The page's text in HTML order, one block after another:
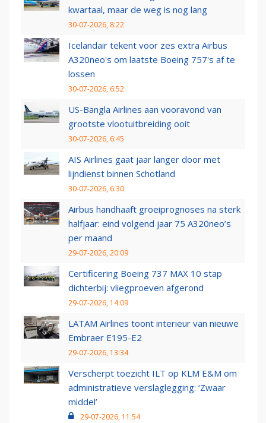
kwartaal, maar de weg is nog lang
30-07-2026, 8:22
Icelandair tekent voor zes extra Airbus
A320neo's om laatste Boeing 757's af te
lossen
30-07-2026, 6:52
US-Bangla Airlines aan vooravond van
grootste vlootuitbreiding ooit
30-07-2026, 6:45
AIS Airlines gaat jaar langer door met
lijndienst binnen Schotland
30-07-2026, 6:30
Airbus handhaaft groeiprognoses na sterk
halfjaar: eind volgend jaar 75 A320neo’s
per maand
29-07-2026, 20:09
Certificering Boeing 737 MAX 10 stap
dichterbij: vliegproeven afgerond
29-07-2026, 14:09
LATAM Airlines toont interieur van nieuwe
Embraer E195-E2
29-07-2026, 13:34
Verscherpt toezicht ILT op KLM E&M om
administratieve verslaglegging: ‘Zwaar
middel’
29-07-2026, 11:54